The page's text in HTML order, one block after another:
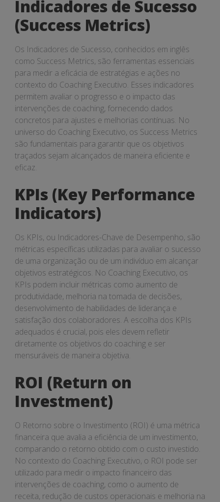
Indicadores de Sucesso
(Success Metrics)
Os Indicadores de Sucesso, conhecidos em inglês
como Success Metrics, são ferramentas essenciais
para medir a eficácia de estratégias e ações no
contexto do Coaching Executivo. Esses indicadores
permitem avaliar o progresso e o impacto das
intervenções de coaching, fornecendo dados
concretos para ajustes e melhorias contínuas. No
universo do Coaching Executivo, os Success Metrics
são fundamentais para garantir que os objetivos
traçados sejam alcançados de maneira eficiente e
eficaz.
KPIs (Key Performance
Indicators)
Os KPIs, ou Indicadores-Chave de Desempenho, são
métricas específicas utilizadas para avaliar o sucesso
de uma organização ou de um indivíduo em alcançar
objetivos estratégicos. No Coaching Executivo, os
KPIs podem incluir métricas como aumento de
produtividade, melhoria na tomada de decisões,
desenvolvimento de habilidades de liderança e
satisfação dos colaboradores. A escolha dos KPIs
adequados é crucial, pois eles devem refletir
diretamente os objetivos do coaching e ser
mensuráveis de maneira objetiva.
ROI (Return on
Investment)
O Retorno sobre o Investimento (ROI) é uma métrica
financeira que avalia a eficiência de um investimento,
comparando o retorno obtido com o custo investido.
No contexto do Coaching Executivo, o ROI pode ser
utilizado para medir o impacto financeiro das
intervenções de coaching, como o aumento de
receita, redução de custos operacionais e melhoria na